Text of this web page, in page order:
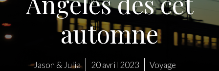
automne
Jason & Julia 20 avril 2023 Voyage